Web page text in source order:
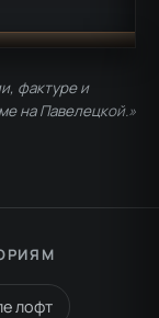
фактуре и
на Павелецкой.»
лофт